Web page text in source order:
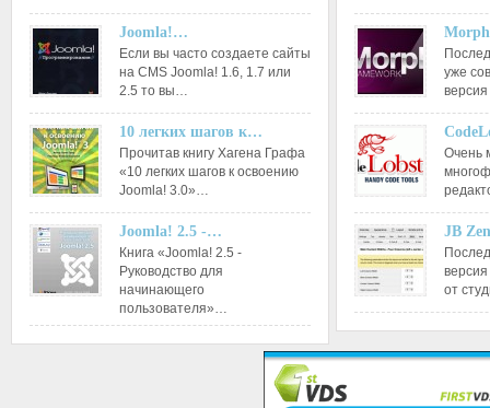
Joomla!…
Если вы часто создаете сайты
на CMS Joomla! 1.6, 1.7 или
2.5 то вы…
10 легких шагов к…
Прочитав книгу Хагена Графа
«10 легких шагов к освоению
Joomla! 3.0»…
Joomla! 2.5 -…
Книга «Joomla! 2.5 -
Руководство для
начинающего
пользователя»…
уже
Очень
JB
от